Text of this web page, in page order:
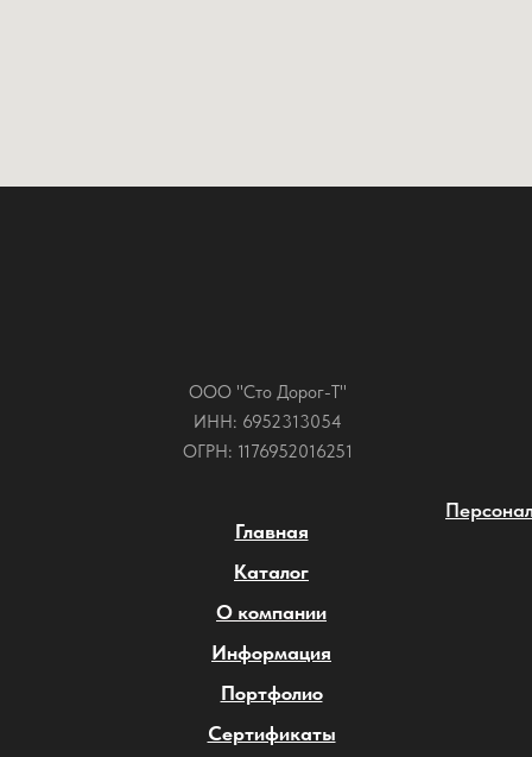
ООО "Сто Дорог-Т"
ИНН: 6952313054
ОГРН: 1176952016251
Главная
Каталог
О компании
Информация
Портфолио
Сертификаты